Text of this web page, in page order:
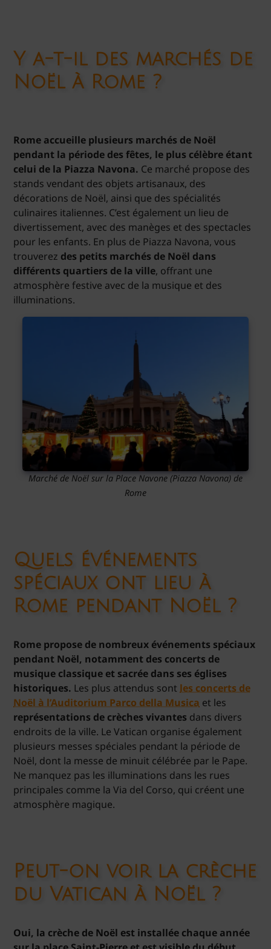
Y a-t-il des marchés de
Noël à Rome ?
Rome accueille plusieurs marchés de Noël
pendant la période des fêtes, le plus célèbre étant
celui de la Piazza Navona. Ce marché propose des
stands vendant des objets artisanaux, des
décorations de Noël, ainsi que des spécialités
culinaires italiennes. C’est également un lieu de
divertissement, avec des manèges et des spectacles
pour les enfants. En plus de Piazza Navona, vous
trouverez des petits marchés de Noël dans
différents quartiers de la ville, offrant une
atmosphère festive avec de la musique et des
illuminations.
Marché de Noël sur la Place Navone (Piazza Navona) de
Rome
Quels événements
spéciaux ont lieu à
Rome pendant Noël ?
Rome propose de nombreux événements spéciaux
pendant Noël, notamment des concerts de
musique classique et sacrée dans ses églises
historiques. Les plus attendus sont les concerts de
Noël à l’Auditorium Parco della Musica et les
représentations de crèches vivantes dans divers
endroits de la ville. Le Vatican organise également
plusieurs messes spéciales pendant la période de
Noël, dont la messe de minuit célébrée par le Pape.
Ne manquez pas les illuminations dans les rues
principales comme la Via del Corso, qui créent une
atmosphère magique.
Peut-on voir la crèche
du Vatican à Noël ?
Oui, la crèche de Noël est installée chaque année